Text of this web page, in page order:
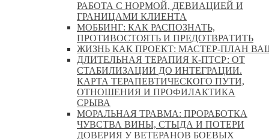
РАБОТА С НОРМОЙ, ДЕВИАЦИЕЙ И
ГРАНИЦАМИ КЛИЕНТА
МОББИНГ: КАК РАСПОЗНАТЬ,
ПРОТИВОСТОЯТЬ И ПРЕДОТВРАТИТЬ
ЖИЗНЬ КАК ПРОЕКТ: МАСТЕР‑ПЛАН
ДЛИТЕЛЬНАЯ ТЕРАПИЯ К-ПТСР: ОТ
СТАБИЛИЗАЦИИ ДО ИНТЕГРАЦИИ.
КАРТА ТЕРАПЕВТИЧЕСКОГО ПУТИ,
ОТНОШЕНИЯ И ПРОФИЛАКТИКА
СРЫВА
МОРАЛЬНАЯ ТРАВМА: ПРОРАБОТКА
ЧУВСТВА ВИНЫ, СТЫДА И ПОТЕРИ
ДОВЕРИЯ У ВЕТЕРАНОВ БОЕВЫХ